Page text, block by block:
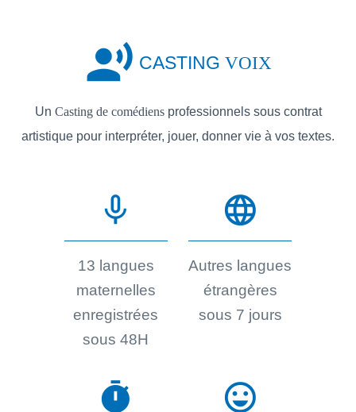
record_voice_over CASTING VOIX
Un Casting de comédiensprofessionnels sous contrat
artistique pour interpréter, jouer, donner vie à vos textes.
mic_none
13 langues
maternelles
enregistrées
sous 48H
language
Autres langues
étrangères
sous 7 jours
timer sentiment_very_satisfied